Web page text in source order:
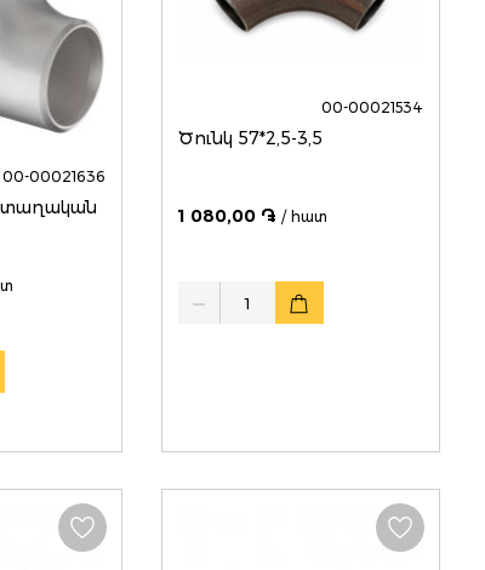
00-00021636
00-00021534
Ծունկ 57*2,5-3,5
1 080,00 ֏ / հատ